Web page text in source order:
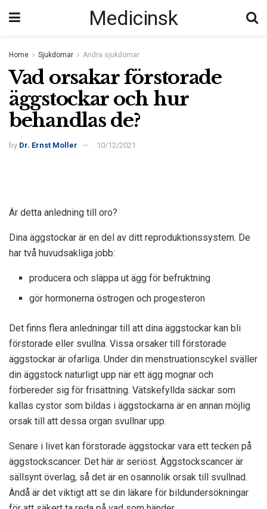
Medicinsk
Home Sjukdomar Andra sjukdomar
Vad orsakar förstorade
äggstockar och hur
behandlas de?
by Dr. Ernst Moller 10/12/2021
Är detta anledning till oro?
Dina äggstockar är en del av ditt reproduktionssystem. De
har två huvudsakliga jobb:
producera och släppa ut ägg för befruktning
gör hormonerna östrogen och progesteron
Det finns flera anledningar till att dina äggstockar kan bli
förstorade eller svullna. Vissa orsaker till förstorade
äggstockar är ofarliga. Under din menstruationscykel sväller
din äggstock naturligt upp när ett ägg mognar och
förbereder sig för frisättning. Vätskefyllda säckar som
kallas cystor som bildas i äggstockarna är en annan möjlig
orsak till att dessa organ svullnar upp.
Senare i livet kan förstorade äggstockar vara ett tecken på
äggstockscancer. Det här är seriöst. Äggstockscancer är
sällsynt överlag, så det är en osannolik orsak till svullnad.
Ändå är det viktigt att se din läkare för bildundersökningar